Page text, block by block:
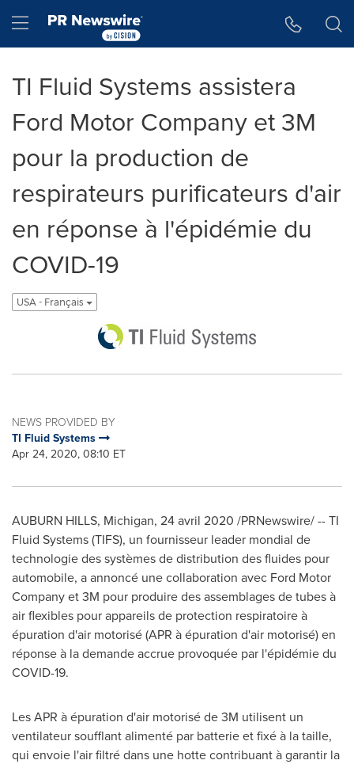
Hamburger menu
TI Fluid Systems assistera
Ford Motor Company et 3M
pour la production de
respirateurs purificateurs d'air
en réponse à l'épidémie du
COVID-19
USA - Français
NEWS PROVIDED BY
TI Fluid Systems
Apr 24, 2020, 08:10 ET
AUBURN HILLS, Michigan, 24 avril 2020 /PRNewswire/ -- TI
Fluid Systems (TIFS), un fournisseur leader mondial de
technologie des systèmes de distribution des fluides pour
automobile, a annoncé une collaboration avec Ford Motor
Company et3M pour produire des assemblages de tubes à
air flexibles pour appareils de protection respiratoire à
épuration d'air motorisé (APR à épuration d'air motorisé) en
réponse à la demande accrue provoquée par l'épidémie du
COVID-19.
Les APR à épuration d'air motorisé de3M utilisent un
ventilateur soufflant alimenté par batterie et fixé à la taille,
qui envoie l'air filtré dans une hotte contribuant à garantir la